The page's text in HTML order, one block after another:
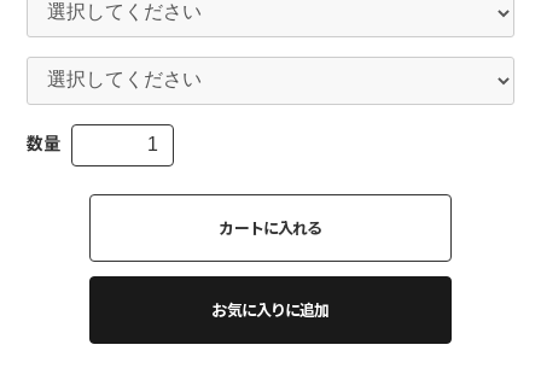
数量
カートに入れる
お気に入りに追加